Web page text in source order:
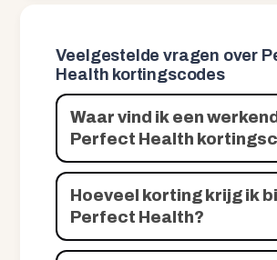
Veelgestelde vragen over
Health kortingscodes
Waar vind ik een
Perfect Health
Hoeveel korting krijg ik
Perfect Health?